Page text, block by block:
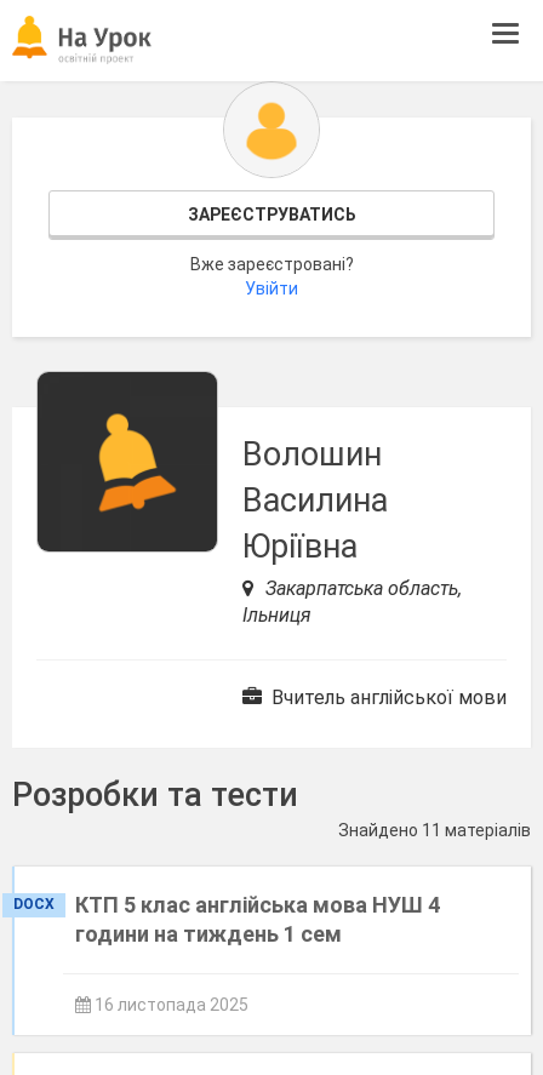
ЗАРЕЄСТРУВАТИСЬ
Вже зареєстровані?
Увійти
Волошин
Василина
Юріївна
Закарпатська область,
Ільниця
Вчитель англійської мови
Розробки та тести
Знайдено 11 матеріалів
DOCX
КТП 5 клас англійська мова НУШ 4
години на тиждень 1 сем
16 листопада 2025